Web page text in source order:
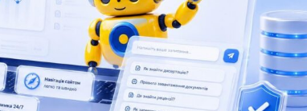
Popularization of science Scientific data